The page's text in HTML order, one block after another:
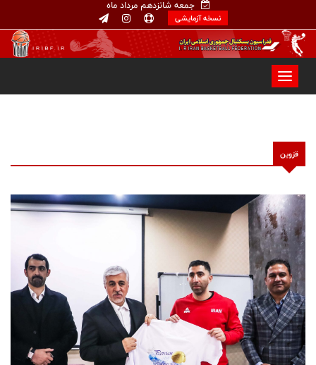
جمعه شانزدهم مرداد ماه
نسخه آزمایشی
قزوین